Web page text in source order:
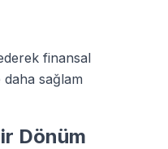
finansal
sağlam
Dönüm